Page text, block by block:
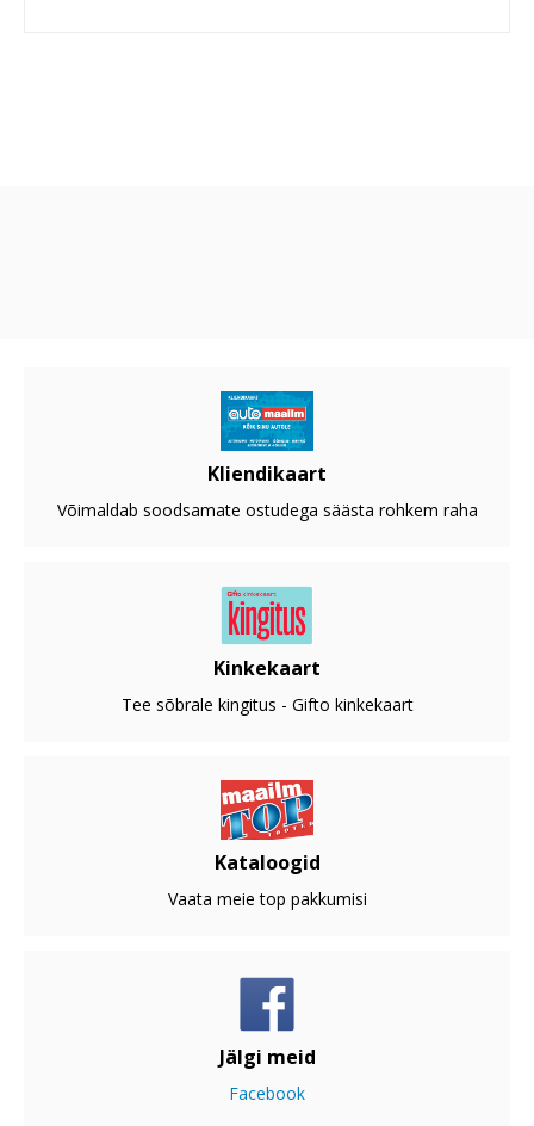
Kliendikaart
Võimaldab soodsamate ostudega säästa rohkem raha
Kinkekaart
Tee sõbrale kingitus - Gifto kinkekaart
Kataloogid
Vaata meie top pakkumisi
Jälgi meid
Facebook